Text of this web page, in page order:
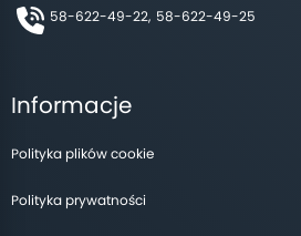
58-622-49-22, 58-622-49-25
Informacje
Polityka plików cookie
Polityka prywatności